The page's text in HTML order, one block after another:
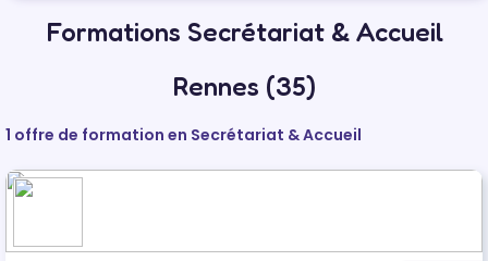
Formations Secrétariat & Accueil
Rennes (35)
1 offre de formation en Secrétariat & Accueil